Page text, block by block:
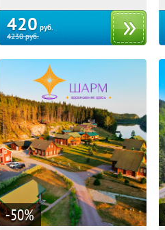
420 руб.
4230руб.
-50%